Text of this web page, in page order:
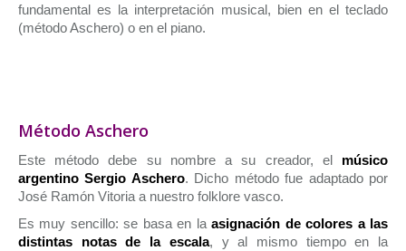
fundamental es la interpretación musical, bien en el teclado
(método Aschero) o en el piano.
Método Aschero
Este método debe su nombre a su creador, el músico
argentino Sergio Aschero. Dicho método fue adaptado por
José Ramón Vitoria a nuestro folklore vasco.
Es muy sencillo: se basa en laasignación de colores a las
distintas notas de la escala, y al mismo tiempo en la